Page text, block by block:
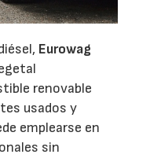
Eurowag
renovable
usados y
emplearse en
sin